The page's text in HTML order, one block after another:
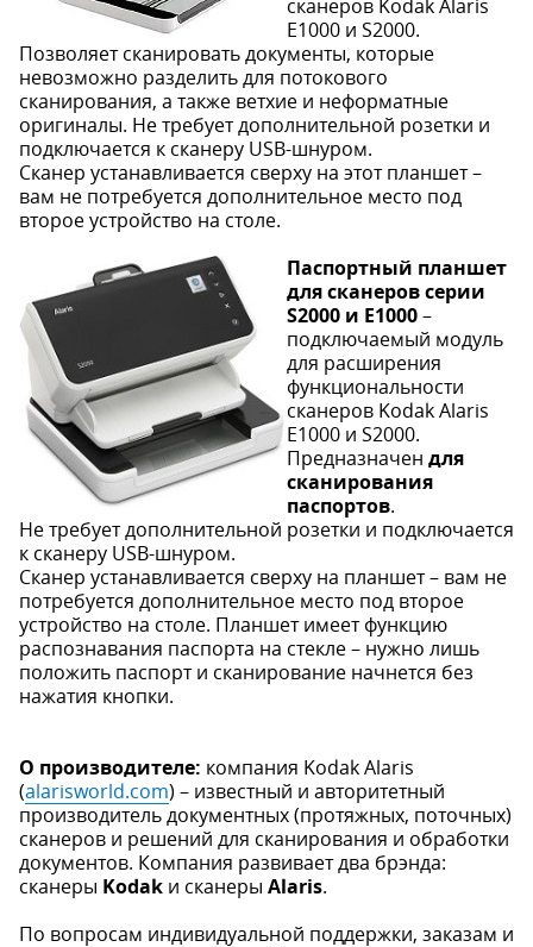
сканеров Kodak Alaris
E1000 и S2000.
Позволяет сканировать документы, которые
невозможно разделить для потокового
сканирования, а также ветхие и неформатные
оригиналы. Не требует дополнительной розетки и
подключается к сканеру USB-шнуром.
Сканер устанавливается сверху на этот планшет –
вам не потребуется дополнительное место под
второе устройство на столе.
Паспортный планшет
для сканеров серии
S2000 и E1000–
подключаемый модуль
для расширения
функциональности
сканеров Kodak Alaris
E1000 и S2000.
Предназначен для
сканирования
паспортов.
Не требует дополнительной розетки и подключается
к сканеру USB-шнуром.
Сканер устанавливается сверху на планшет – вам не
потребуется дополнительное место под второе
устройство на столе. Планшет имеет функцию
распознавания паспорта на стекле – нужно лишь
положить паспорт и сканирование начнется без
нажатия кнопки.
О производителе: компания Kodak Alaris
(alarisworld.com) – известный и авторитетный
производитель документных (протяжных, поточных)
сканеров и решений для сканирования и обработки
документов. Компания развивает два брэнда:
сканеры Kodak и сканеры Alaris.
По вопросам индивидуальной поддержки, заказам и